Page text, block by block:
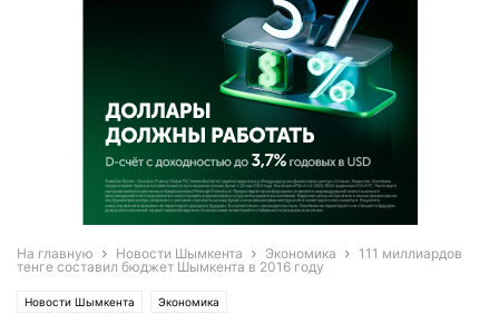
На главную Новости Шымкента Экономика
111 миллиардов
тенге составил бюджет Шымкента в 2016 году
Новости Шымкента Экономика